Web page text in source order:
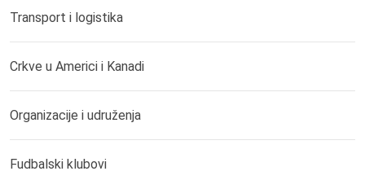
Transport i logistika
Crkve u Americi i Kanadi
Organizacije i udruženja
Fudbalski klubovi